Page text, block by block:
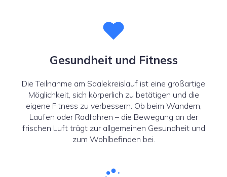
Gesundheit und Fitness
Die Teilnahme am Saalekreislauf ist eine großartige
Möglichkeit, sich körperlich zu betätigen und die
eigene Fitness zu verbessern. Ob beim Wandern,
Laufen oder Radfahren – die Bewegung an der
frischen Luft trägt zur allgemeinen Gesundheit und
zum Wohlbefinden bei.